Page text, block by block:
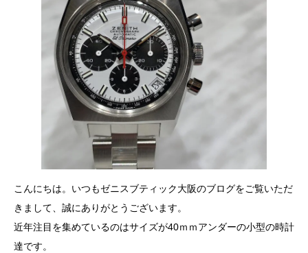
こんにちは。いつもゼニスブティック大阪のブログをご覧いただ
きまして、誠にありがとうございます。
近年注目を集めているのはサイズが40ｍｍアンダーの小型の時計
達です。